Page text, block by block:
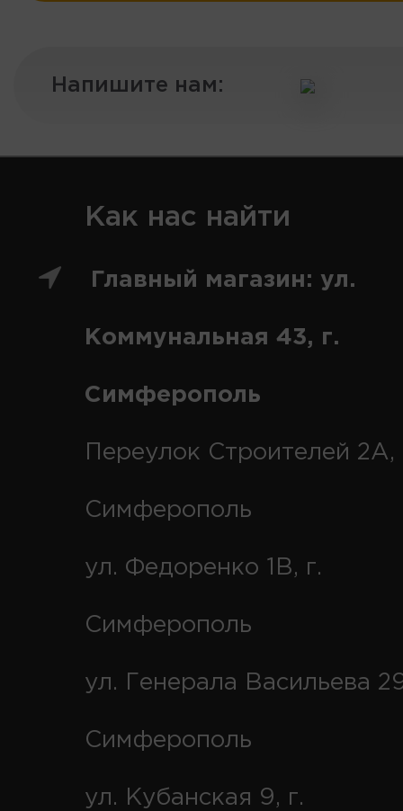
Напишите нам:
Как нас найти
Главный магазин: ул.
Коммунальная 43, г.
Симферополь
Переулок Строителей 2А,
Симферополь
ул. Федоренко 1В, г.
Симферополь
ул. Генерала Васильева
Симферополь
ул. Кубанская 9, г.